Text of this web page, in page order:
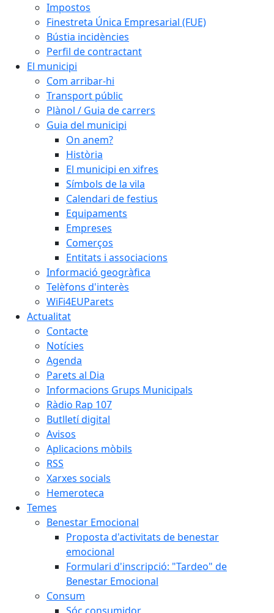
Impostos
Finestreta Única Empresarial (FUE)
Bústia incidències
Perfil de contractant
El municipi
Com arribar-hi
Transport públic
Plànol / Guia de carrers
Guia del municipi
On anem?
Història
El municipi en xifres
Símbols de la vila
Calendari de festius
Equipaments
Empreses
Comerços
Entitats i associacions
Informació geogràfica
Telèfons d'interès
WiFi4EUParets
Actualitat
Contacte
Notícies
Agenda
Parets al Dia
Informacions Grups Municipals
Ràdio Rap 107
Butlletí digital
Avisos
Aplicacions mòbils
RSS
Xarxes socials
Hemeroteca
Temes
Benestar Emocional
Proposta d'activitats de benestar
emocional
Formulari d'inscripció: "Tardeo" de
Benestar Emocional
Consum